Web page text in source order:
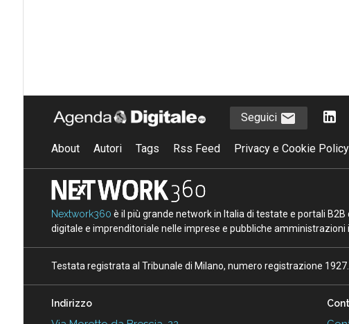
Seguici
About Autori Tags Rss Feed Privacy e Cookie Policy
Nextwork360 è il più grande network in Italia di testate e portali
digitale e imprenditoriale nelle imprese e pubbliche amministrazioni
Testata registrata al Tribunale di Milano, numero registrazione
Indirizzo